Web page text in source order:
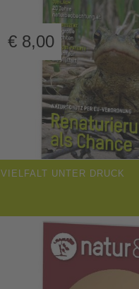
€ 8,00
VIELFALT UNTER DRUCK